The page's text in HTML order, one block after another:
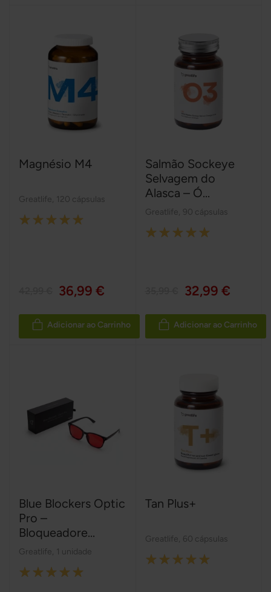
Magnésio M4
Greatlife 120 cápsulas
Rating:
36,99 €
Adicionar ao Carrinho
Salmão Sockeye
Selvagem do
Alasca – Ó...
Greatlife 90 cápsulas
Rating:
32,99 €
Adicionar ao Carrinho
Blue Blockers Optic
Pro –
Bloqueadore...
Greatlife 1 unidade
Rating:
Tan Plus+
Greatlife 60 cápsulas
Rating: